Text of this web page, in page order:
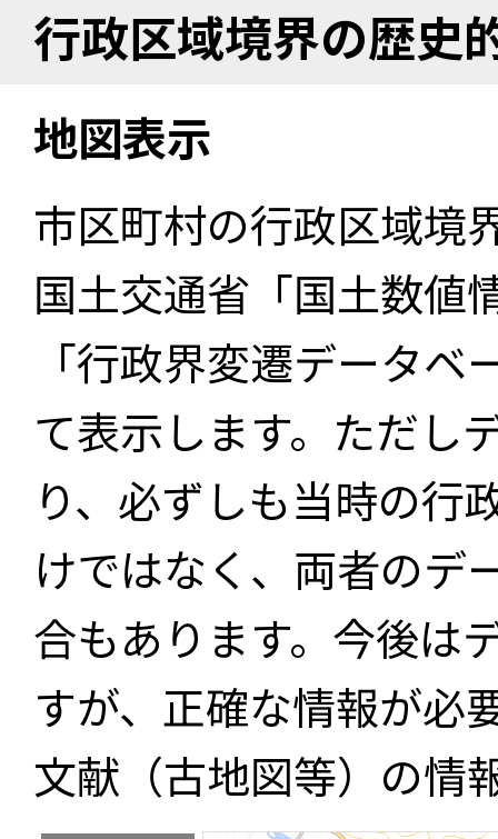
行政区域境界の歴史
地図表示
市区町村の行政区域境
国土交通省「国土数値
「行政界変遷データ
て表示します。ただし
り、必ずしも当時の行
けではなく、両者のデ
合もあります。今後は
すが、正確な情報が必
文献（古地図等）の情